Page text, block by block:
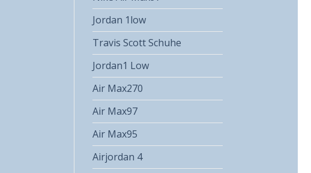
Jordan 1low
Travis Scott Schuhe
Jordan1 Low
Air Max270
Air Max97
Air Max95
Airjordan 4